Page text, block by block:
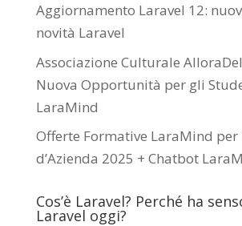
Aggiornamento Laravel 12:
novità Laravel
Associazione Culturale
Nuova Opportunità per gli
LaraMind
Offerte Formative LaraMind per
d’Azienda 2025 + Chatbot
Cos’è Laravel? Perché ha
Laravel oggi?